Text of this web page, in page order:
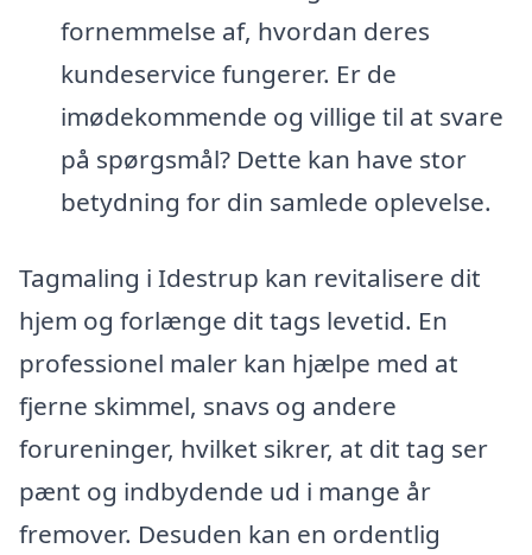
fornemmelse af, hvordan deres
kundeservice fungerer. Er de
imødekommende og villige til at svare
på spørgsmål? Dette kan have stor
betydning for din samlede oplevelse.
Tagmaling i Idestrup kan revitalisere dit
hjem og forlænge dit tags levetid. En
professionel maler kan hjælpe med at
fjerne skimmel, snavs og andere
forureninger, hvilket sikrer, at dit tag ser
pænt og indbydende ud i mange år
fremover. Desuden kan en ordentlig